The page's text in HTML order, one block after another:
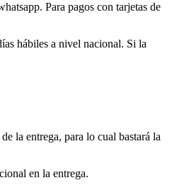
Para pagos con tarjetas de
hábiles a nivel nacional. Si la
la entrega, para lo cual bastará la
en la entrega.